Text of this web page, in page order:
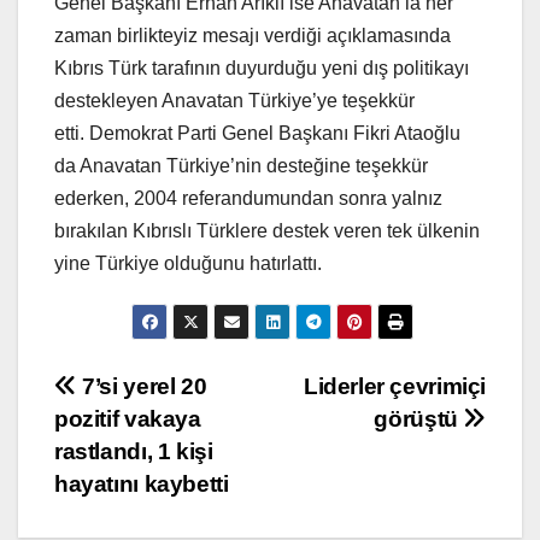
zaman birlikteyiz mesajı verdiği açıklamasında
Kıbrıs Türk tarafının duyurduğu yeni dış politikayı
destekleyen Anavatan Türkiye’ye teşekkür
etti. Demokrat Parti Genel Başkanı Fikri Ataoğlu
da Anavatan Türkiye’nin desteğine teşekkür
ederken, 2004 referandumundan sonra yalnız
bırakılan Kıbrıslı Türklere destek veren tek ülkenin
yine Türkiye olduğunu hatırlattı.
Yazı
gezinmesi
Liderler çevrimiçi
görüştü
7’si yerel 20
pozitif vakaya
rastlandı, 1 kişi
hayatını kaybetti